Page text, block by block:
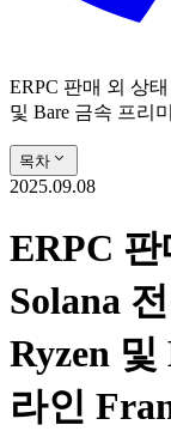
ERPC 판매 외 상태
및 Bare 금속 프리
목차
2025.09.08
ERPC
Solana
Ryzen
라인